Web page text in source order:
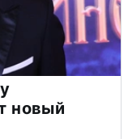
новый